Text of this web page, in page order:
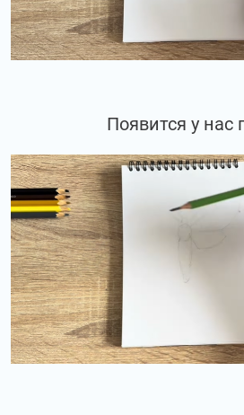
Появится у нас